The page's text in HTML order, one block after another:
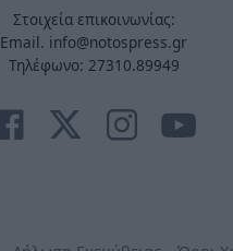
Στοιχεία επικοινωνίας:
Email. info@notospress.gr
Τηλέφωνο: 27310.89949